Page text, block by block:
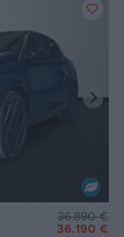
36.890 €
36.190 €